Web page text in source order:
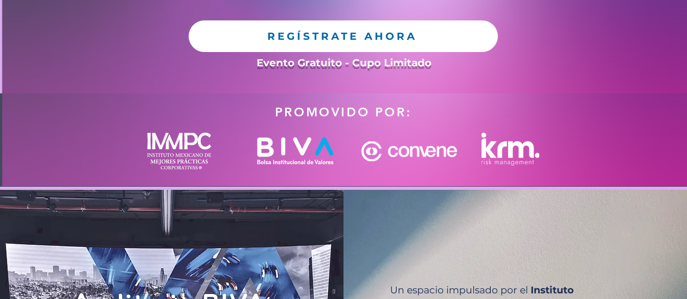
REGÍSTRATE AHORA
Evento Gratuito - Cupo Limitado
PROMOVIDO POR:
Un espacio impulsado por elInstituto